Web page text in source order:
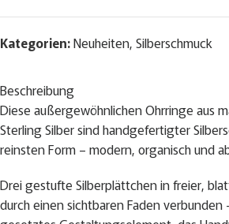
Kategorien:Neuheiten, Silberschmuck
Beschreibung
Diese außergewöhnlichen Ohrringe aus
Sterling Silber sind handgefertigter
reinsten Form – modern, organisch und
Drei gestufte Silberplättchen in freier,
durch einen sichtbaren Faden verbunden